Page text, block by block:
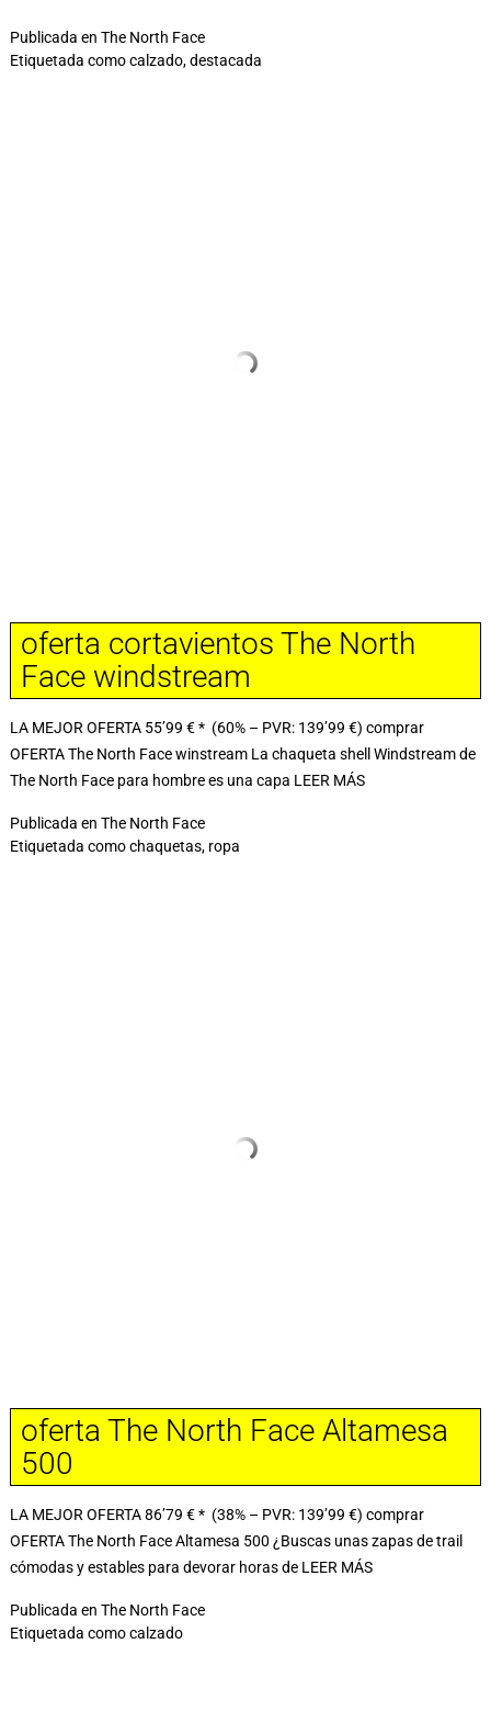
Publicada en The North Face
Etiquetada comocalzado,destacada
oferta cortavientos The North
Face windstream
LA MEJOR OFERTA 55’99 € * (60% – PVR: 139’99 €) comprar
OFERTA The North Face winstream La chaqueta shell Windstream de
The North Face para hombre es una capa LEER MÁS
Publicada en The North Face
Etiquetada comochaquetas, ropa
oferta The North Face Altamesa
500
LA MEJOR OFERTA 86’79 € * (38% – PVR: 139’99 €) comprar
OFERTA The North Face Altamesa 500 ¿Buscas unas zapas de trail
cómodas y estables para devorar horas de LEER MÁS
Publicada en The North Face
Etiquetada comocalzado